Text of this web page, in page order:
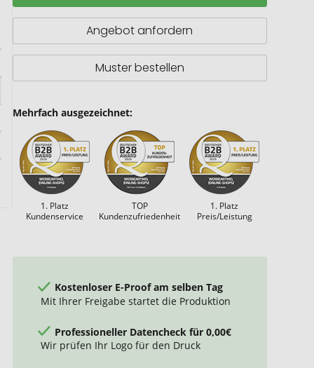
Angebot anfordern
Muster bestellen
Mehrfach ausgezeichnet:
1. Platz
Kundenservice
TOP
Kundenzufriedenheit
1. Platz
Preis/Leistung
Kostenloser E-Proof am selben Tag
Mit Ihrer Freigabe startet die Produktion
Professioneller Datencheck für 0,00€
Wir prüfen Ihr Logo für den Druck